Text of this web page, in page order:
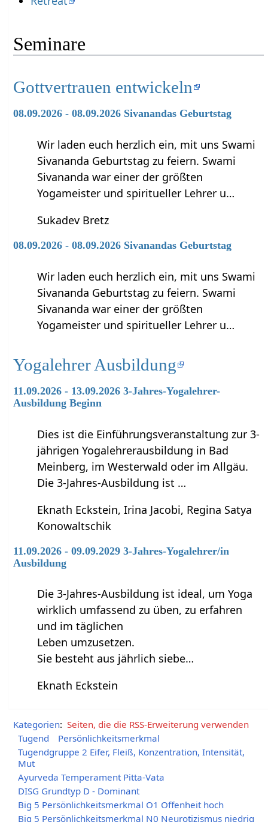
Seminare
Gottvertrauen entwickeln
08.09.2026 - 08.09.2026 Sivanandas Geburtstag
Wir laden euch herzlich ein, mit uns Swami
Sivananda Geburtstag zu feiern. Swami
Sivananda war einer der größten
Yogameister und spiritueller Lehrer u…
Sukadev Bretz
08.09.2026 - 08.09.2026 Sivanandas Geburtstag
Wir laden euch herzlich ein, mit uns Swami
Sivananda Geburtstag zu feiern. Swami
Sivananda war einer der größten
Yogameister und spiritueller Lehrer u…
Yogalehrer Ausbildung
11.09.2026 - 13.09.2026 3-Jahres-Yogalehrer-
Ausbildung Beginn
Dies ist die Einführungsveranstaltung zur 3-
jährigen Yogalehrerausbildung in Bad
Meinberg, im Westerwald oder im Allgäu.
Die 3-Jahres-Ausbildung ist …
Eknath Eckstein, Irina Jacobi, Regina Satya
Konowaltschik
11.09.2026 - 09.09.2029 3-Jahres-Yogalehrer/in
Ausbildung
Die 3-Jahres-Ausbildung ist ideal, um Yoga
wirklich umfassend zu üben, zu erfahren
und im täglichen
Leben umzusetzen.
Sie besteht aus jährlich siebe…
Eknath Eckstein
Kategorien: Seiten, die die RSS-Erweiterung verwenden
Tugend
Persönlichkeitsmerkmal
Tugendgruppe 2 Eifer, Fleiß, Konzentration, Intensität,
Mut
Ayurveda Temperament Pitta-Vata
DISG Grundtyp D - Dominant
Big 5 Persönlichkeitsmerkmal O1 Offenheit hoch
Big 5 Persönlichkeitsmerkmal N0 Neurotizismus niedrig